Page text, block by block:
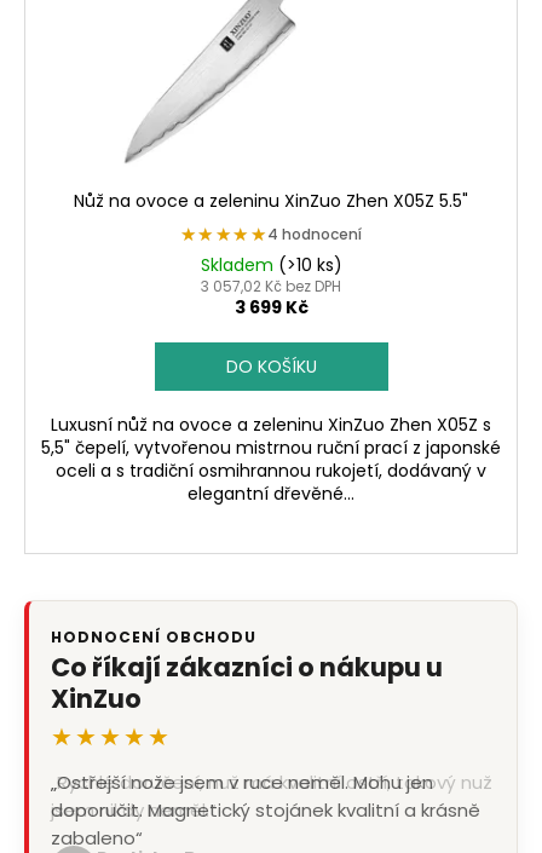
Nůž na ovoce a zeleninu XinZuo Zhen X05Z 5.5"
★★★★★
★★★★★4 hodnocení
Skladem (>10 ks)
3 057,02 Kč bez DPH
3 699 Kč
DO KOŠÍKU
Luxusní nůž na ovoce a zeleninu XinZuo Zhen X05Z s
5,5" čepelí, vytvořenou mistrnou ruční prací z japonské
oceli a s tradiční osmihrannou rukojetí, dodávaný v
elegantní dřevěné...
HODNOCENÍ OBCHODU
Co říkají zákazníci o nákupu u
XinZuo
★★★★★
„Ostřejší nože jsem v ruce neměl. Mohu jen
doporučit. Magnetický stojánek kvalitní a krásně
zabaleno“